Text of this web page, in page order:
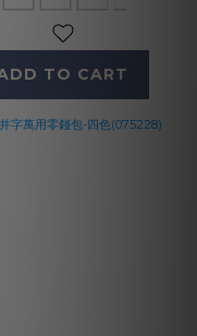
TO CART